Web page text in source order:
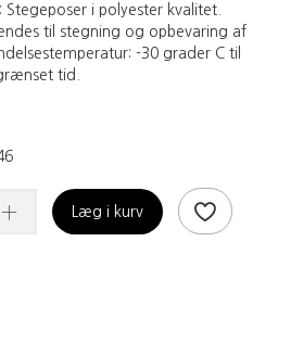
Stegeposer i polyester kvalitet.
til stegning og opbevaring af
-30 grader C til
tid.
Læg i kurv